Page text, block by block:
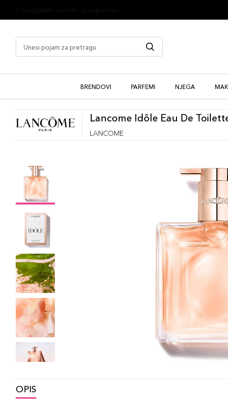
1 besplatan uzorak uz kupovinu
BRENDOVI PARFEMI NJEGA
Lancome Idôle Eau De
LANCOME
OPIS